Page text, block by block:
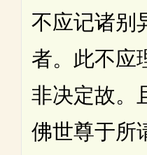
不应记诸别
者。此不应
非决定故。
佛世尊于所